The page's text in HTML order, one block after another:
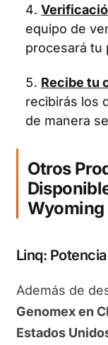
equipo de
procesará tu
Recibe tu
recibirás los
de manera
Otros
Wyoming
Linq:
Además de
Genomex en
Estados